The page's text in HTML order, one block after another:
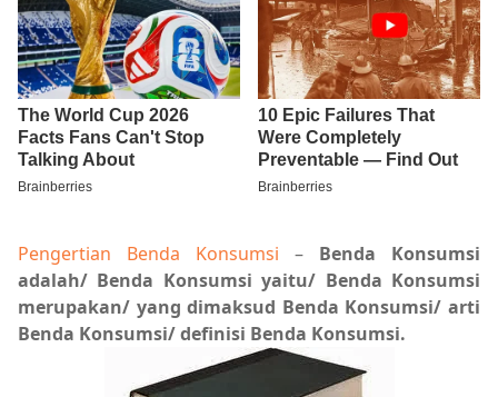
Pengertian Benda Konsumsi – Benda Konsumsi
adalah/ Benda Konsumsi yaitu/ Benda Konsumsi
merupakan/ yang dimaksud Benda Konsumsi/ arti
Benda Konsumsi/ definisi Benda Konsumsi.